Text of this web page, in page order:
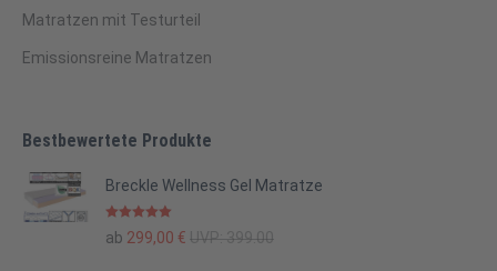
Matratzen mit Testurteil
Emissionsreine Matratzen
Bestbewertete Produkte
Breckle Wellness Gel Matratze
Bewertet mit
5.00von 5
ab 299,00 € UVP: 399.00